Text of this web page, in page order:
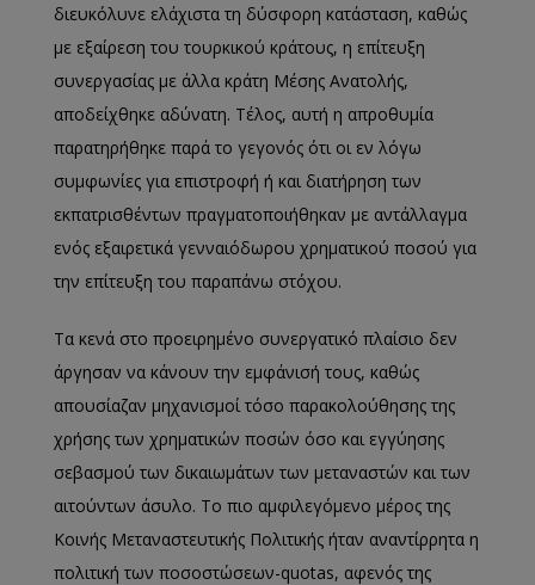
διευκόλυνε ελάχιστα τη δύσφορη κατάσταση, καθώς
με εξαίρεση του τουρκικού κράτους, η επίτευξη
συνεργασίας με άλλα κράτη Μέσης Ανατολής,
αποδείχθηκε αδύνατη. Τέλος, αυτή η απροθυμία
παρατηρήθηκε παρά το γεγονός ότι οι εν λόγω
συμφωνίες για επιστροφή ή και διατήρηση των
εκπατρισθέντων πραγματοποιήθηκαν με αντάλλαγμα
ενός εξαιρετικά γενναιόδωρου χρηματικού ποσού για
την επίτευξη του παραπάνω στόχου.
Τα κενά στο προειρημένο συνεργατικό πλαίσιο δεν
άργησαν να κάνουν την εμφάνισή τους, καθώς
απουσίαζαν μηχανισμοί τόσο παρακολούθησης της
χρήσης των χρηματικών ποσών όσο και εγγύησης
σεβασμού των δικαιωμάτων των μεταναστών και των
αιτούντων άσυλο. Το πιο αμφιλεγόμενο μέρος της
Κοινής Μεταναστευτικής Πολιτικής ήταν αναντίρρητα η
πολιτική των ποσοστώσεων-quotas, αφενός της